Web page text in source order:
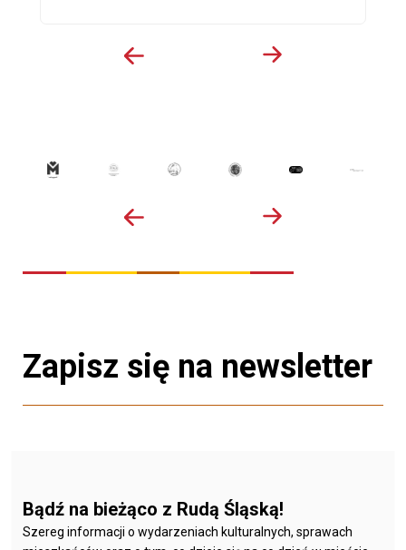
Zapisz się na newsletter
Bądź na bieżąco z Rudą Śląską!
Szereg informacji o wydarzeniach kulturalnych, sprawach